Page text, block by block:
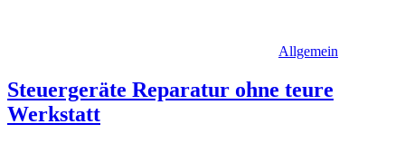
Allgemein
Steuergeräte Reparatur ohne teure
Werkstatt